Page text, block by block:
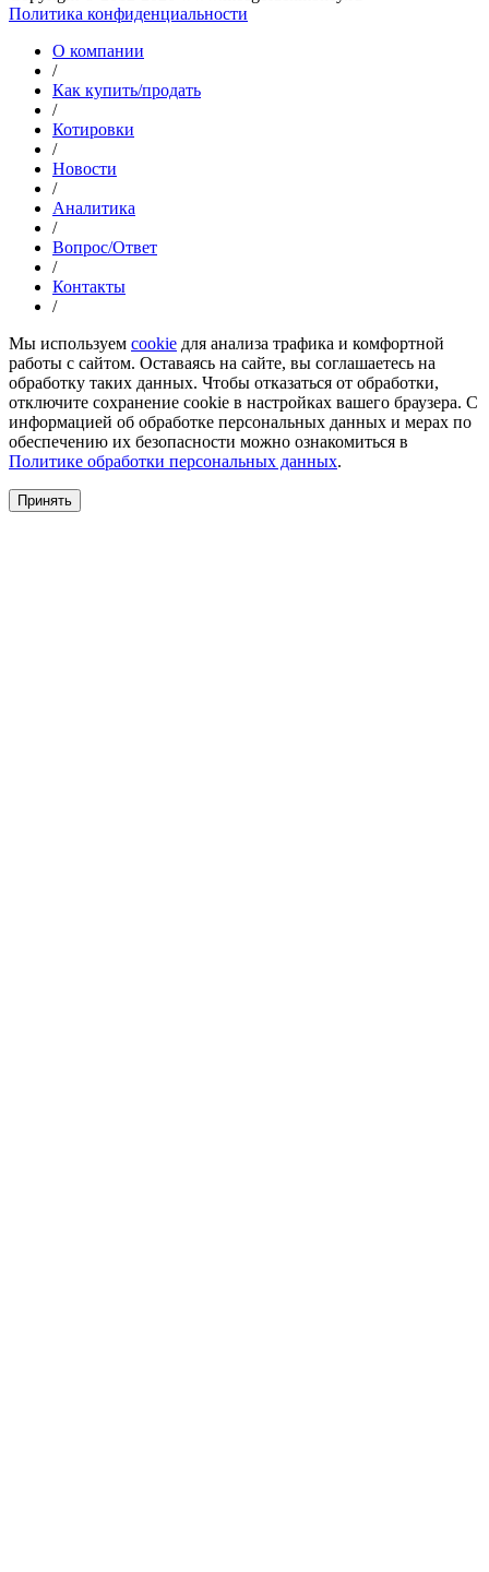
Политика конфиденциальности
О компании
/
Как купить/продать
/
Котировки
/
Новости
/
Аналитика
/
Вопрос/Ответ
/
Контакты
/
Мы используем cookie для анализа трафика и комфортной
работы с сайтом. Оставаясь на сайте, вы соглашаетесь на
обработку таких данных. Чтобы отказаться от обработки,
отключите сохранение cookie в настройках вашего браузера. С
информацией об обработке персональных данных и мерах по
обеспечению их безопасности можно ознакомиться в
Политике обработки персональных данных.
Принять